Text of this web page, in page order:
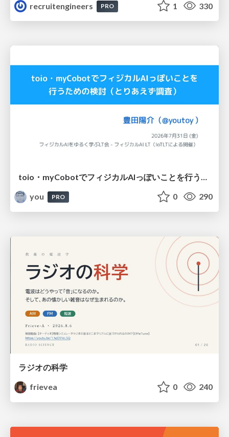
recruitengineers
PRO 1 330
toio・myCobotでフィジカルAIっぽいことを行うための検討（とりあえず調査） / フィジカルAI LT（IoTLTによる開催）
you
PRO 0 290
ラジオの科学
frievea
0 240